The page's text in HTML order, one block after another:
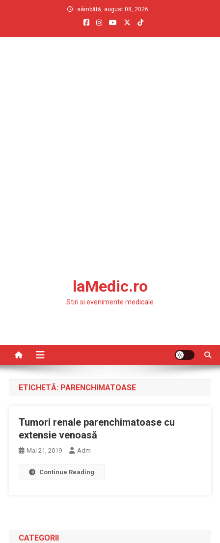
sâmbătă, august 08, 2026
laMedic.ro
Stiri si evenimente medicale
ETICHETĂ: PARENCHIMATOASE
Tumori renale parenchimatoase cu
extensie venoasă
Mai 21, 2019 Adm
Continue Reading
CATEGORII